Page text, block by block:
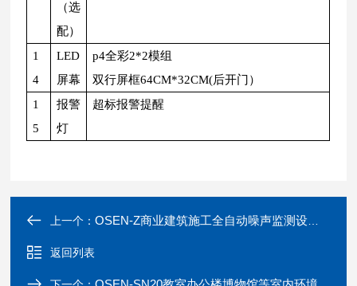
（选
配）
1
4
LED
屏幕
p4全彩2*2模组
双行屏框64CM*32CM(后开门）
1
5
报警
灯
超标报警提醒
上一个：OSEN-Z商业建筑施工全自动噪声监测设备供应商
返回列表